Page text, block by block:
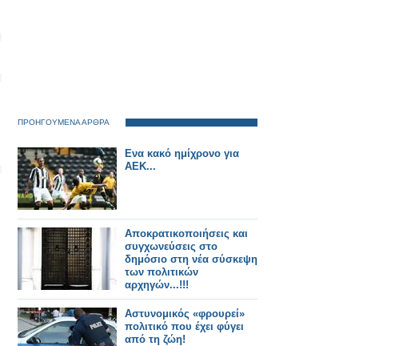
ΠΡΟΗΓΟΥΜΕΝΑ ΑΡΘΡΑ
Ενα κακό ημίχρονο για
ΑΕΚ...
Αποκρατικοποιήσεις και
συγχωνεύσεις στο
δημόσιο στη νέα σύσκεψη
των πολιτικών
αρχηγών...!!!
Αστυνομικός «φρουρεί»
πολιτικό που έχει φύγει
από τη ζώη!